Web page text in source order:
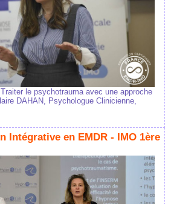
le psychotrauma avec une approche
DAHAN, Psychologue Clinicienne,
Intégrative en EMDR - IMO 1ère